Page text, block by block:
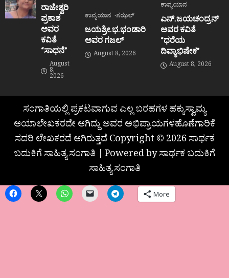
ರಾಜೇಶ್ವರಿ
ಪ್ರಕಾಶ
ಅವರ
ಕವಿತೆ
“ಸಾಧನೆ”
August
8,
2026
ಕಾವ್ಯಯಾನ ಗಝಲ್
ಜಯಶ್ರೀ.ಭ.ಭಂಡಾರಿ
ಅವರ ಗಜಲ್
August 8, 2026
ಕಾವ್ಯಯಾನ
ಎನ್.ಜಯಚಂದ್ರನ್
ಅವರ ಕವಿತೆ
“ಧರೆಯ
ದಿವ್ಯಾಭಿಷೇಕ”
August 8, 2026
ಸಂಗಾತಿಯಲ್ಲಿ ಪ್ರಕಟವಾಗುವ ಎಲ್ಲ ಬರಹಗಳ ಹಕ್ಕುಸ್ವಾಮ್ಯ
ಆಯಾಲೇಖಕರದೇ ಆಗಿದ್ದು ಅವರ ಅಭಿಪ್ರಾಯಗಳಹೊಣೆಗಾರಿಕೆ
ಸದರಿ ಲೇಖಕರದೆ ಆಗಿರುತ್ತದೆ Copyright © 2026 ಸಾರ್ಥಕ
ಬದುಕಿಗೆ ಸಾಹಿತ್ಯ ಸಂಗಾತಿ | Powered by ಸಾರ್ಥಕ ಬದುಕಿಗೆ
ಸಾಹಿತ್ಯ ಸಂಗಾತಿ
More